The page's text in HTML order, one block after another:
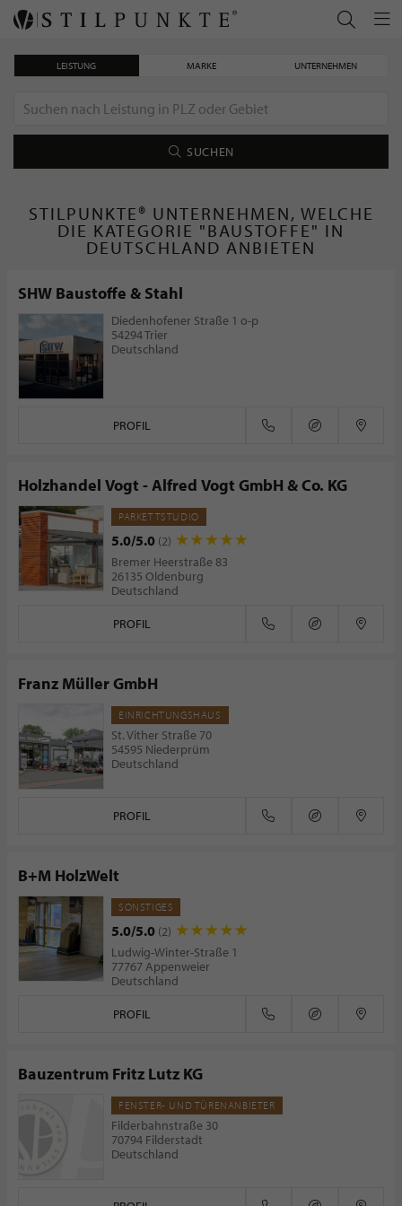
LEISTUNG MARKE UNTERNEHMEN
SUCHEN
STILPUNKTE® UNTERNEHMEN, WELCHE
DIE KATEGORIE "BAUSTOFFE" IN
DEUTSCHLAND ANBIETEN
SHW Baustoffe & Stahl
Diedenhofener Straße 1 o-p
54294 Trier
Deutschland
PROFIL
Holzhandel Vogt - Alfred Vogt GmbH & Co. KG
PARKETTSTUDIO
5.0/5.0 (2)
Bremer Heerstraße 83
26135 Oldenburg
Deutschland
PROFIL
Franz Müller GmbH
EINRICHTUNGSHAUS
St. Vither Straße 70
54595 Niederprüm
Deutschland
PROFIL
B+M HolzWelt
SONSTIGES
5.0/5.0 (2)
Ludwig-Winter-Straße 1
77767 Appenweier
Deutschland
PROFIL
Bauzentrum Fritz Lutz KG
FENSTER- UND TÜRENANBIETER
Filderbahnstraße 30
70794 Filderstadt
Deutschland